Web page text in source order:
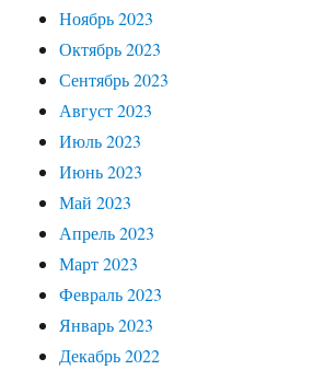
Ноябрь 2023
Октябрь 2023
Сентябрь 2023
Август 2023
Июль 2023
Июнь 2023
Май 2023
Апрель 2023
Март 2023
Февраль 2023
Январь 2023
Декабрь 2022